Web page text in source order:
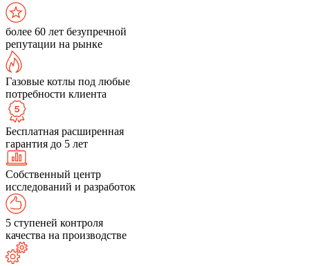
более 60 лет безупречной
репутации на рынке
Газовые котлы под любые
потребности клиента
Бесплатная расширенная
гарантия до 5 лет
Собственный центр
исследований и разработок
5 ступеней контроля
качества на производстве